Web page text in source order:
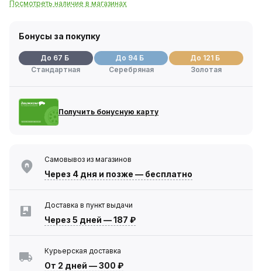
Посмотреть наличие в магазинах
Бонусы за покупку
До 67 Б
Стандартная
До 94 Б
Серебряная
До 121 Б
Золотая
Получить бонусную карту
Самовывоз из магазинов
Через 4 дня и позже — бесплатно
Доставка в пункт выдачи
Через 5 дней —187 ₽
Курьерская доставка
От 2 дней —300 ₽